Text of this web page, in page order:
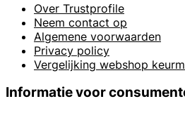
Over Trustprofile
Neem contact op
Algemene voorwaarden
Privacy policy
Vergelijking webshop
Informatie voor